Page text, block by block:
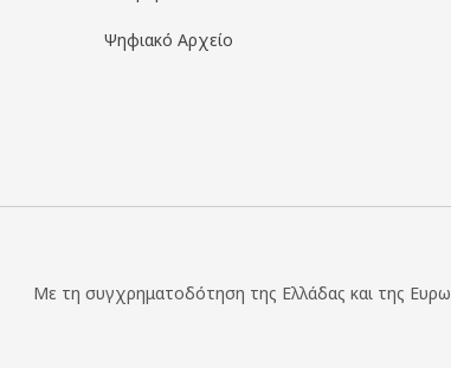
Ψηφιακό Αρχείο
Με τη συγχρηματοδότηση της Ελλάδας και της